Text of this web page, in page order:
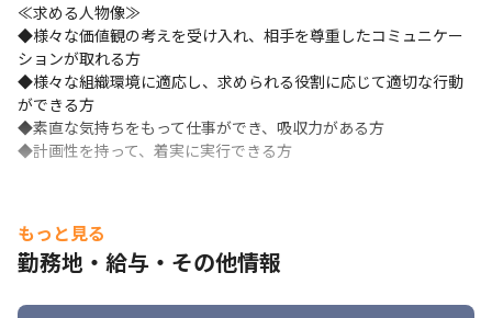
ものやご希望に近いPJTを営業担当よりご紹介します。
◆いくつか面談実施もOK！複数のPJTからオファーが来ることも
ありますのでその中からやりたいものをご選択いただけます★
◆アサイン後も定期的なMTGを実施。PJT異動する際も入社時と
同様に、ご希望に沿ったものを一緒に探していきましょう！
≪プロジェクト例≫
◆某小売店舗マスタシステム更改支援（出社＋リモート）
環境：Java、OutSystems、AWS、Python（一部）
◆公共向け電子申請システムクラウドリフト（出社＋リモート）
≪求める人物像≫
◆様々な価値観の考えを受け入れ、相手を尊重したコミュニケー
ションが取れる方
◆様々な組織環境に適応し、求められる役割に応じて適切な行動
ができる方
◆素直な気持ちをもって仕事ができ、吸収力がある方
◆計画性を持って、着実に実行できる方
もっと見る
勤務地・給与・その他情報